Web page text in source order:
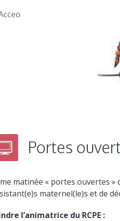
Portes
matinée « portes ouvertes
maternel(le)s et de
l’animatrice du RCPE :